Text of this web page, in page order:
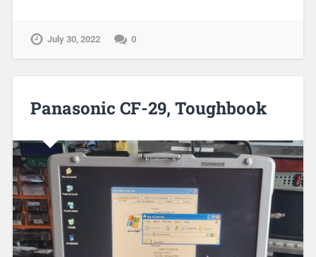
July 30, 2022 0
Panasonic CF-29, Toughbook